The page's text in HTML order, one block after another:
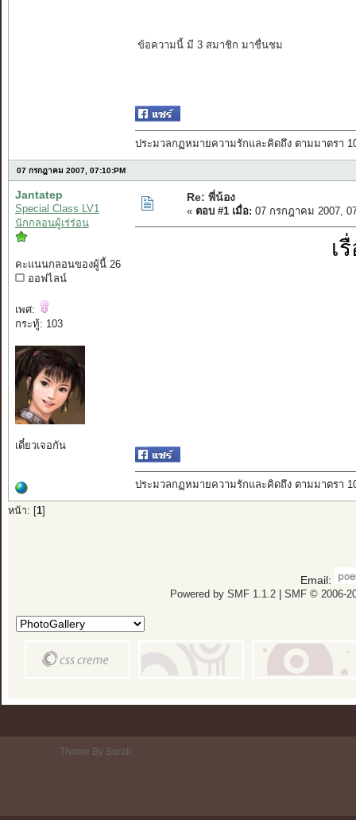
ข้อความนี้ มี 3 สมาชิก มาชื่นชม
ประมวลกฏหมายความรักและคิดถึง ตามมาตรา
07 กรกฎาคม 2007, 07:10:PM
Jantatep
Special Class LV1
นักกลอนผู้เร่ร่อน
คะแนนกลอนของผู้นี้ 26
ออฟไลน์
เพศ:
กระทู้: 103
เดี๋ยวเจอกัน
Re: พี่น้อง
« ตอบ #1 เมื่อ: 07 กรกฎาคม 2007,
เ
ประมวลกฏหมายความรักและคิดถึง ตามมาตรา
หน้า: [ 1]
Email:
Powered by SMF 1.1.2| SMF © 2006-
Theme By Burak